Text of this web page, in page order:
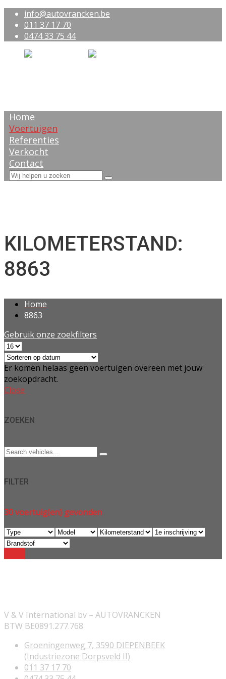
info@autovrancken.be
011 37 17 70
0474 33 75 44
Home
Voertuigen
Referenties
Verkocht
Contact
KILOMETERSTAND:
8863
Home
8863
Gebruik onze zoekfilters
Er komen helaas geen voertuigen overeen met jouw
zoekopdracht.
Close
ZOEKEN
FILTER
30voertuig(en) gevonden
V & V International bv – AUTOVRANCKEN
BTW BE0891.277.768
Groeningenweg 7, 3590 DIEPENBEEK
(Industriezone Dorpsveld II)
011 37 17 70